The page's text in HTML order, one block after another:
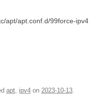
apt/apt.conf.d/99force-ipv4
apt, ipv4 on 2023-10-13.